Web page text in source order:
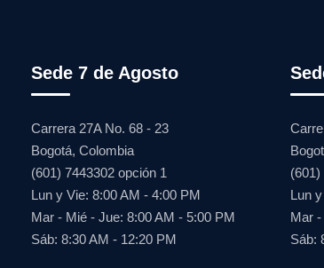
Sede 7 de Agosto
Carrera 27A No. 68 - 23
Bogotá, Colombia
(601) 7443302 opción 1
Lun y Vie: 8:00 AM - 4:00 PM
Mar - Mié - Jue: 8:00 AM - 5:00 PM
Sáb: 8:30 AM - 12:20 PM
(601)
Lun
Mar
Sáb: